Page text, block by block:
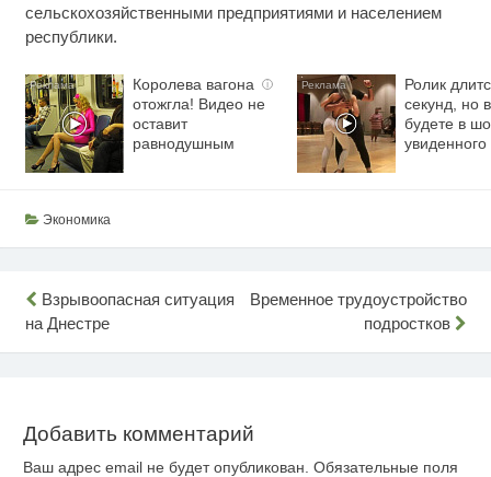
сельскохозяйственными предприятиями и населением
республики.
i
Королева вагона
отожгла! Видео не
оставит
равнодушным
Ролик
секунд, но
будете в
увиденного
Экономика
Навигация
по
Взрывоопасная ситуация
на Днестре
Временное трудоустройство
подростков
Добавить комментарий
Ваш адрес email не будет опубликован. Обязательные поля